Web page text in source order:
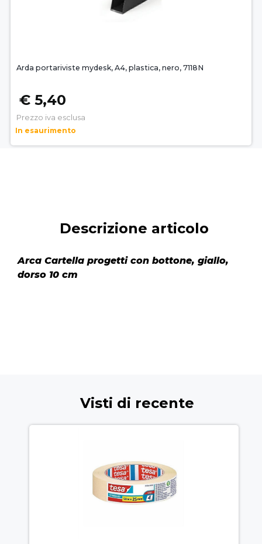
Arda portariviste mydesk, A4, plastica, nero, 7118N
€ 5,40
Prezzo iva esclusa
In esaurimento
Descrizione articolo
Arca Cartella progetti con bottone, giallo,
dorso 10 cm
Visti di recente